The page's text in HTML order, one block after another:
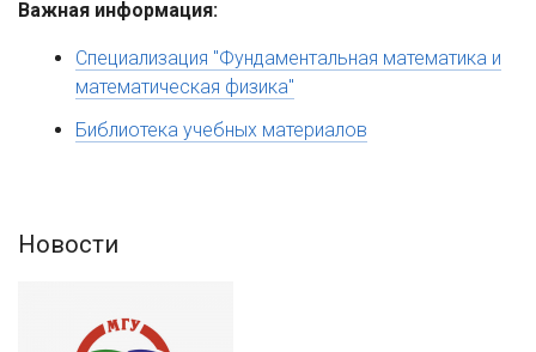
Важная информация:
Специализация "Фундаментальная математика и
математическая физика"
Библиотека учебных материалов
Новости